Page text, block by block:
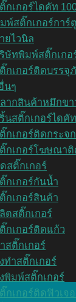
กเกอร์ไดคัท
พ์สติ๊กเกอร์การ์
ยไวนิล
ษัทพิมพ์สติ๊กเกอ
กเกอร์ติดบรร
นๆ
ากสินค้าหมึกขา
นสติ๊กเกอร์ไดคัท
กเกอร์ติดกระจ
กเกอร์โฆษณาติ
สติ๊กเกอร์
กเกอร์กันน้ำ
กเกอร์สินค้า
ตสติ๊กเกอร์
กเกอร์ติดแก้ว
สติ๊กเกอร์
ทำสติ๊กเกอร์
พิมพ์สติ๊กเกอร์
กเกอร์ติดฟิวเจ